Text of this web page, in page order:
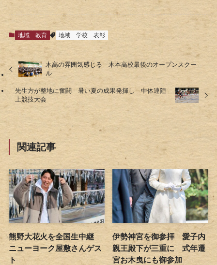
地域 教育 地域 学校 表彰
木高の雰囲気感じる 木本高校最後のオープンスクー
ル
先生方が整地に奮闘 暑い夏の成果発揮し 中体連陸
上競技大会
関連記事
熊野大花火を全国生中継
ニューヨーク屋敷さんゲス
ト
伊勢神宮を御参拝 愛子内
親王殿下が三重に 式年遷
宮お木曳にも御参加